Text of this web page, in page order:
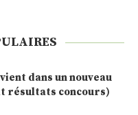
dans un nouveau
résultats concours)